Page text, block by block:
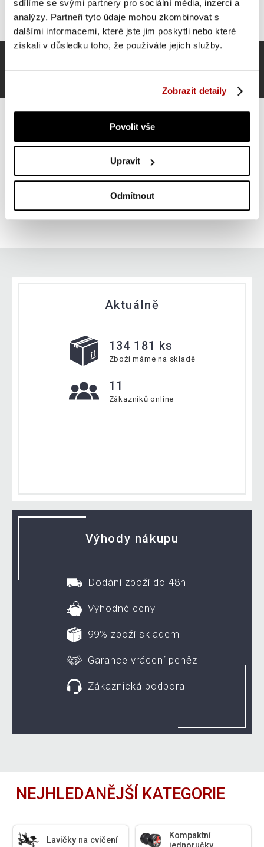
sdílíme se svými partnery pro sociální média, inzerci a
analýzy. Partneři tyto údaje mohou zkombinovat s
dalšími informacemi, které jste jim poskytli nebo které
získali v důsledku toho, že používáte jejich služby.
Zobrazit detaily
Povolit vše
Upravit
Odmítnout
Gorilla Sports Činkový kotouč z plastu, výplň cement, 5
139 Kč
skladem
Aktuálně
134 181 ks
Zboží máme na skladě
11
Zákazníků online
Výhody nákupu
Dodání zboží do 48h
Výhodné ceny
99% zboží skladem
Garance vrácení peněz
Zákaznická podpora
NEJHLEDANĚJŠÍ KATEGORIE
Lavičky na cvičení
Kompaktní